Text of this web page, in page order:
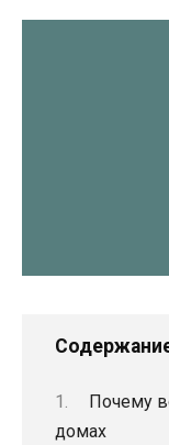
Почему
домах